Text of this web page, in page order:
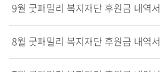
장로
예배 안내
차량 운행
금광동-은행동
9월 굿패밀리 복지재단 후원금 내역서
8월 굿패밀리 복지재단 후원금 내역서